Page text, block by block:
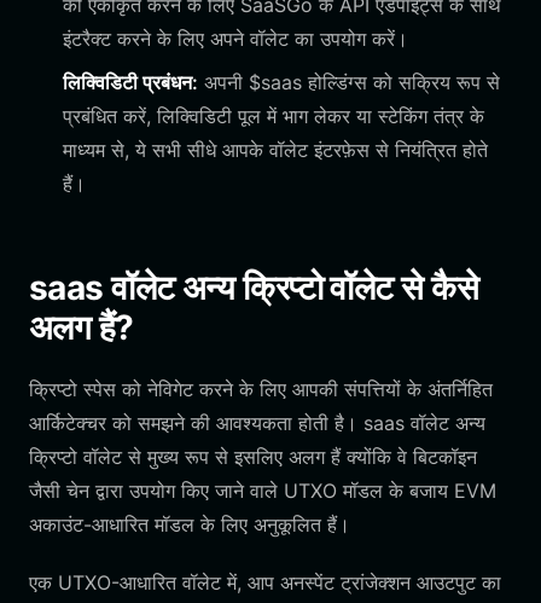
को एकीकृत करने के लिए SaaSGo के API एंडपॉइंट्स के साथ
इंटरैक्ट करने के लिए अपने वॉलेट का उपयोग करें।
लिक्विडिटी प्रबंधन: अपनी $saas होल्डिंग्स को सक्रिय रूप से
प्रबंधित करें, लिक्विडिटी पूल में भाग लेकर या स्टेकिंग तंत्र के
माध्यम से, ये सभी सीधे आपके वॉलेट इंटरफ़ेस से नियंत्रित होते
हैं।
saas वॉलेट अन्य क्रिप्टो वॉलेट से कैसे
अलग हैं?
क्रिप्टो स्पेस को नेविगेट करने के लिए आपकी संपत्तियों के अंतर्निहित
आर्किटेक्चर को समझने की आवश्यकता होती है। saas वॉलेट अन्य
क्रिप्टो वॉलेट से मुख्य रूप से इसलिए अलग हैं क्योंकि वे बिटकॉइन
जैसी चेन द्वारा उपयोग किए जाने वाले UTXO मॉडल के बजाय EVM
अकाउंट-आधारित मॉडल के लिए अनुकूलित हैं।
एक UTXO-आधारित वॉलेट में, आप अनस्पेंट ट्रांजेक्शन आउटपुट का